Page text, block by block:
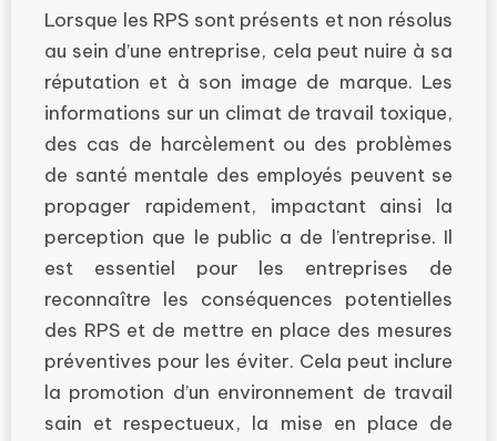
Lorsque les RPS sont présents et non résolus
au sein d’une entreprise, cela peut nuire à sa
réputation et à son image de marque. Les
informations sur un climat de travail toxique,
des cas de harcèlement ou des problèmes
de santé mentale des employés peuvent se
propager rapidement, impactant ainsi la
perception que le public a de l’entreprise. Il
est essentiel pour les entreprises de
reconnaître les conséquences potentielles
des RPS et de mettre en place des mesures
préventives pour les éviter. Cela peut inclure
la promotion d’un environnement de travail
sain et respectueux, la mise en place de